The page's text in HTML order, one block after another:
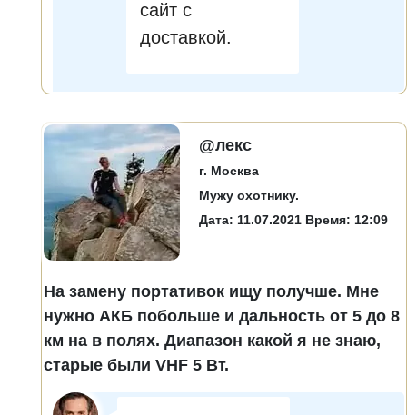
сайт с
доставкой.
@лекс
г. Москва
Мужу охотнику.
Дата: 11.07.2021 Время: 12:09
На замену портативок ищу получше. Мне
нужно АКБ побольше и дальность от 5 до 8
км на в полях. Диапазон какой я не знаю,
старые были VHF 5 Вт.